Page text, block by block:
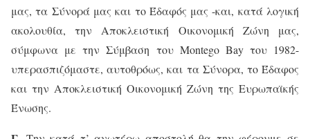
μας, τα Σύνορά μας και το Έδαφός μας -και, κατά λογική
ακολουθία, την Αποκλειστική Οικονομική Ζώνη μας,
σύμφωνα με την Σύμβαση του Montego Bayτου 1982-
υπερασπιζόμαστε, αυτοθρόως, και τα Σύνορα, το Έδαφος
και την Αποκλειστική Οικονομική Ζώνη της Ευρωπαϊκής
Ένωσης.